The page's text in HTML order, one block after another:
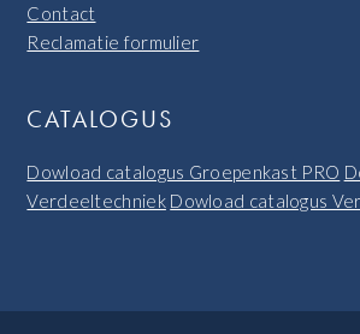
Contact
Reclamatie formulier
CATALOGUS
Dowload catalogus Groepenkast PRO
Verdeeltechniek Dowload catalogus